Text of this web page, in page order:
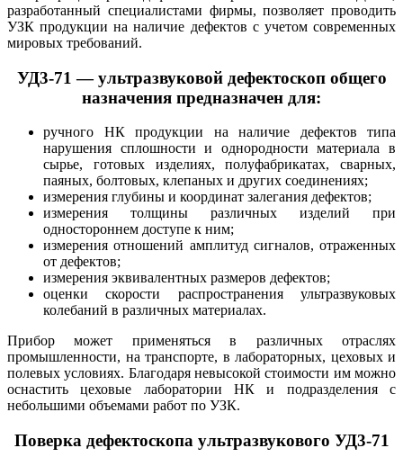
разработанный специалистами фирмы, позволяет проводить
УЗК продукции на наличие дефектов с учетом современных
мировых требований.
УД3-71 — ультразвуковой дефектоскоп общего
назначения предназначен для:
ручного НК продукции на наличие дефектов типа
нарушения сплошности и однородности материала в
сырье, готовых изделиях, полуфабрикатах, сварных,
паяных, болтовых, клепаных и других соединениях;
измерения глубины и координат залегания дефектов;
измерения толщины различных изделий при
одностороннем доступе к ним;
измерения отношений амплитуд сигналов, отраженных
от дефектов;
измерения эквивалентных размеров дефектов;
оценки скорости распространения ультразвуковых
колебаний в различных материалах.
Прибор может применяться в различных отраслях
промышленности, на транспорте, в лабораторных, цеховых и
полевых условиях. Благодаря невысокой стоимости им можно
оснастить цеховые лаборатории НК и подразделения с
небольшими объемами работ по УЗК.
Поверка дефектоскопа ультразвукового УД3-71